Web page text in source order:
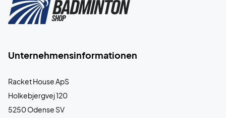
Unternehmensinformationen
Racket House ApS
Holkebjergvej 120
5250 Odense SV